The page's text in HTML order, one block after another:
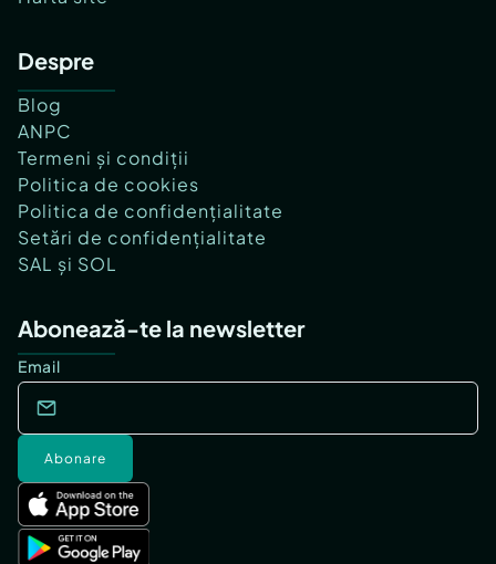
Despre
Blog
ANPC
Termeni și condiții
Politica de cookies
Politica de confidențialitate
Setări de confidențialitate
SAL și SOL
Abonează-te la newsletter
Email
Abonare